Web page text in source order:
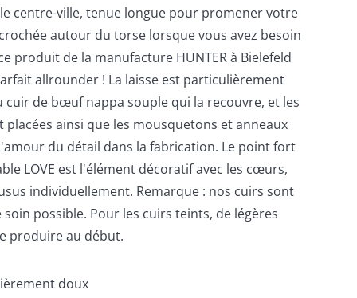
centre-ville, tenue longue pour promener votre
autour du torse lorsque vous avez besoin
produit de la manufacture HUNTER à Bielefeld
allrounder ! La laisse est particulièrement
cuir de bœuf nappa souple qui la recouvre, et les
ainsi que les mousquetons et anneaux
du détail dans la fabrication. Le point fort
LOVE est l'élément décoratif avec les cœurs,
individuellement. Remarque : nos cuirs sont
possible. Pour les cuirs teints, de légères
produire au début.
doux